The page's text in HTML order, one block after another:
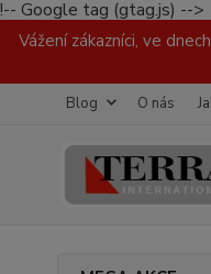
!-- Google tag (gtag.js) -->
Vážení zákazníci, ve
Blog O nás